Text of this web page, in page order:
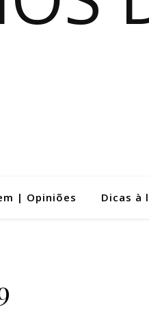
| Opiniões Dicas à